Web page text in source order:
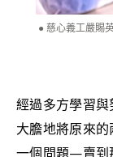
慈心義工嚴賜
經過多方學習
大膽地將原來
一個問題—賣到